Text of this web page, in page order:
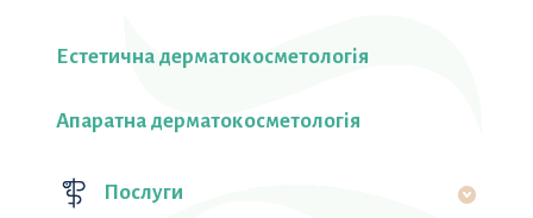
Естетична дерматокосметологія
Апаратна дерматокосметологія
Послуги